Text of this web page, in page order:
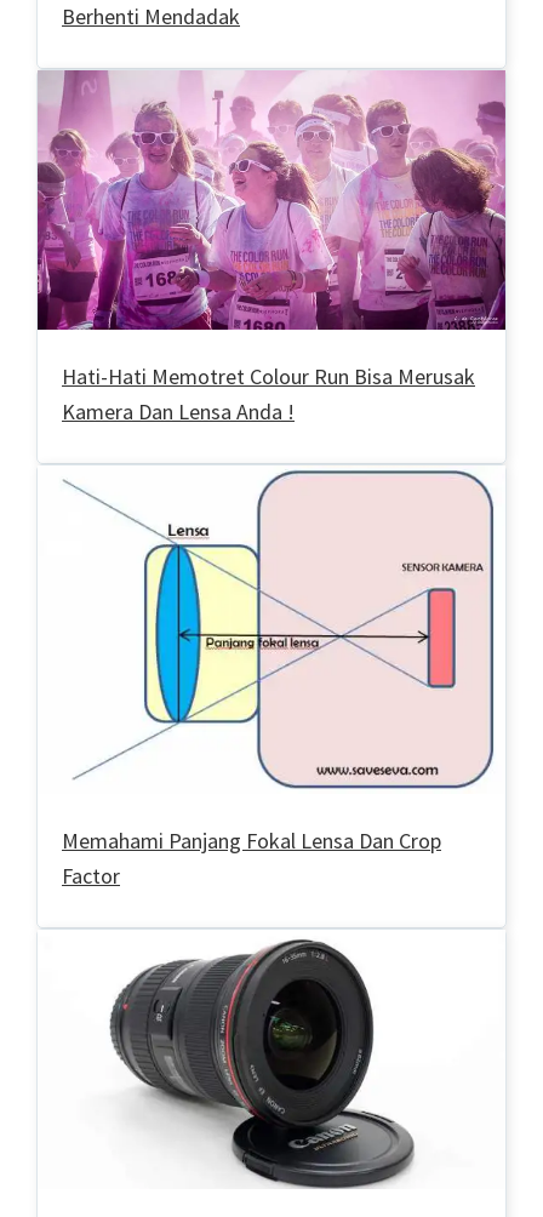
Berhenti Mendadak
Hati-Hati Memotret Colour Run Bisa Merusak
Kamera Dan Lensa Anda !
Memahami Panjang Fokal Lensa Dan Crop
Factor